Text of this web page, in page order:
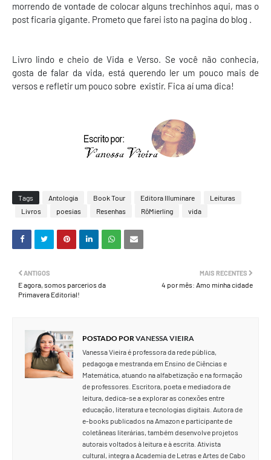
morrendo de vontade de colocar alguns trechinhos aqui, mas o
post ficaria gigante. Prometo que farei isto na pagina do blog .
Livro lindo e cheio de Vida e Verso. Se você não conhecia,
gosta de falar da vida, está querendo ler um pouco mais de
versos e refletir um pouco sobre existir. Fica aí uma dica!
Tags Antologia Book Tour Editora Illuminare
Leituras
Livros
poesias Resenhas RôMierling vida
MAIS RECENTES
4 por mês: Amo minha cidade
ANTIGOS
E agora, somos parcerios da
Primavera Editorial!
POSTADO POR VANESSA VIEIRA
Vanessa Vieira é professora da rede pública,
pedagoga e mestranda em Ensino de Ciências e
Matemática, atuando na alfabetização e na formação
de professores. Escritora, poeta e mediadora de
leitura, dedica-se a explorar as conexões entre
educação, literatura e tecnologias digitais. Autora de
e-books publicados na Amazon e participante de
coletâneas literárias, também desenvolve projetos
autorais voltados à leitura e à escrita. Ativista
cultural, integra a Academia de Letras e Artes de Cabo